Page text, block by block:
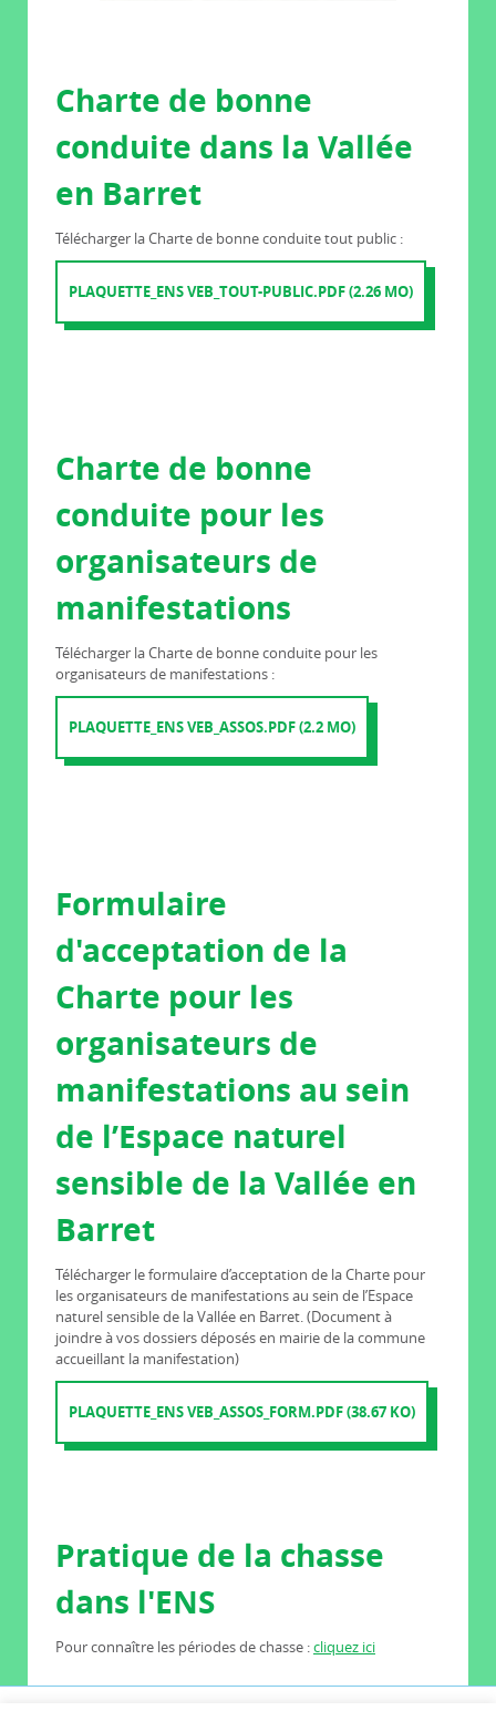
Charte de bonne
conduite dans la Vallée
en Barret
Télécharger la Charte de bonne conduite tout public :
PLAQUETTE_ENS VEB_TOUT-PUBLIC.PDF (2.26 MO)
Charte de bonne
conduite pour les
organisateurs de
manifestations
Télécharger la Charte de bonne conduite pour les
organisateurs de manifestations :
PLAQUETTE_ENS VEB_ASSOS.PDF (2.2 MO)
Formulaire
d'acceptation de la
Charte pour les
organisateurs de
manifestations au sein
de l’Espace naturel
sensible de la Vallée en
Barret
Télécharger le formulaire d’acceptation de la Charte pour
les organisateurs de manifestations au sein de l’Espace
naturel sensible de la Vallée en Barret. (Document à
joindre à vos dossiers déposés en mairie de la commune
accueillant la manifestation)
PLAQUETTE_ENS VEB_ASSOS_FORM.PDF (38.67 KO)
Pratique de la chasse
dans l'ENS
Pour connaître les périodes de chasse :cliquez ici